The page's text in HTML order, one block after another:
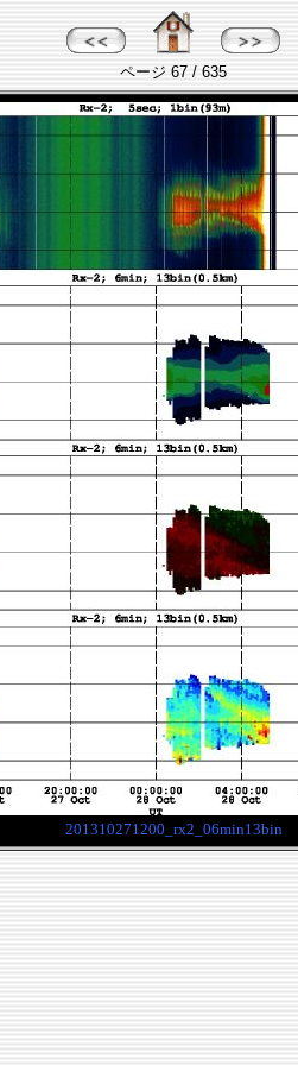
ページ 67 / 635
201310271200_rx2_06min13bin